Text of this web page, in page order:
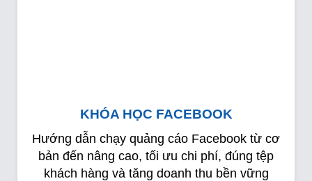
KHÓA HỌC FACEBOOK
Hướng dẫn chạy quảng cáo Facebook từ cơ
bản đến nâng cao, tối ưu chi phí, đúng tệp
khách hàng và tăng doanh thu bền vững